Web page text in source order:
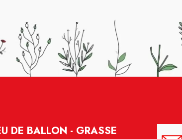
DE BALLON - GRASSE